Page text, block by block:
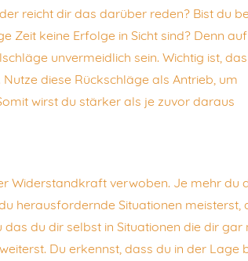
reicht dir das darüber reden? Bist du
Zeit keine Erfolge in Sicht sind? Denn auf
unvermeidlich sein. Wichtig ist,
diese Rückschläge als Antrieb, um
wirst du stärker als je zuvor daraus
Widerstandkraft verwoben. Je mehr du
herausfordernde Situationen meisterst,
du dir selbst in Situationen die dir gar
Du erkennst, dass du in der Lage